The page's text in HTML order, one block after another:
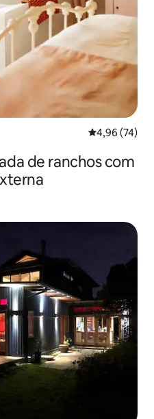
4,96 de uma
4,96 (74)
de ranchos com